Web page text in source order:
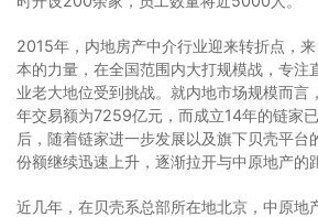
2015年，内地房产中介行业迎来转折点，
本的力量，在全国范围内大打规模战，专注
业老大地位受到挑战。就内地市场规模而言
年交易额为7259亿元，而成立14年的链家
后，随着链家进一步发展以及旗下贝壳平台
份额继续迅速上升，逐渐拉开与中原地产的
近几年，在贝壳系总部所在地北京，中原地